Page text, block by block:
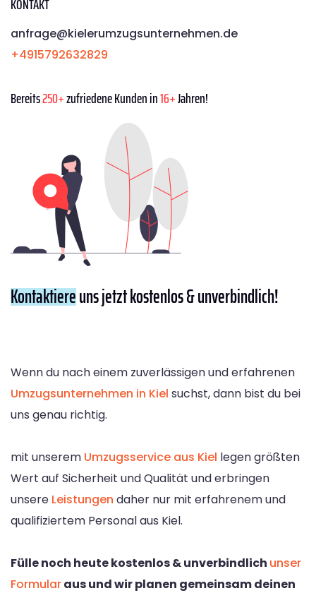
anfrage@kielerumzugsunternehmen.de
+4915792632829
Bereits250+zufriedene Kunden in16+Jahren!
Kontaktiereuns jetzt kostenlos & unverbindlich!
Wenn du nach einem zuverlässigen und erfahrenen
Umzugsunternehmen in Kiel suchst, dann bist du bei
uns genau richtig.
mit unserem Umzugsservice aus Kiel legen größten
Wert auf Sicherheit und Qualität und erbringen
unsere Leistungen daher nur mit erfahrenem und
qualifiziertem Personal aus Kiel.
Fülle noch heute kostenlos & unverbindlich unser
Formularaus und wir planen gemeinsam deinen